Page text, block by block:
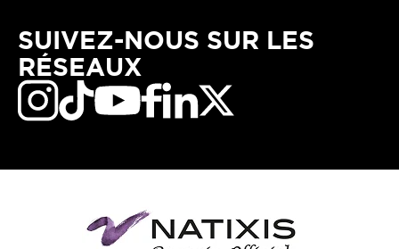
SUIVEZ-NOUS SUR LES
RÉSEAUX